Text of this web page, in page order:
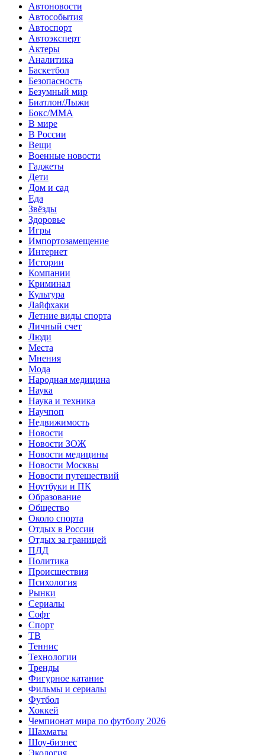
Автоновости
Автособытия
Автоспорт
Автоэксперт
Актеры
Аналитика
Баскетбол
Безопасность
Безумный мир
Биатлон/Лыжи
Бокс/MMA
В мире
В России
Вещи
Военные новости
Гаджеты
Дети
Дом и сад
Еда
Звёзды
Здоровье
Игры
Импортозамещение
Интернет
Истории
Компании
Криминал
Культура
Лайфхаки
Летние виды спорта
Личный счет
Люди
Места
Мнения
Мода
Народная медицина
Наука
Наука и техника
Научпоп
Недвижимость
Новости
Новости ЗОЖ
Новости медицины
Новости Москвы
Новости путешествий
Ноутбуки и ПК
Образование
Общество
Около спорта
Отдых в России
Отдых за границей
ПДД
Политика
Происшествия
Психология
Рынки
Сериалы
Софт
Спорт
ТВ
Теннис
Технологии
Тренды
Фигурное катание
Фильмы и сериалы
Футбол
Хоккей
Чемпионат мира по футболу 2026
Шахматы
Шоу-бизнес
Экология